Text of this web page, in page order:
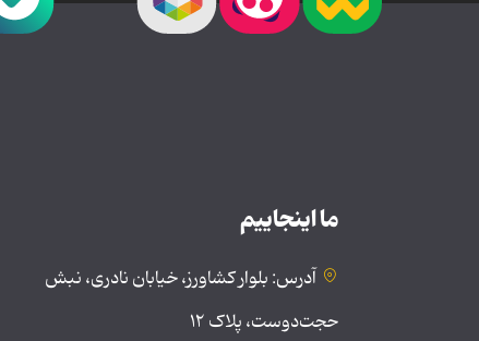
ما اینجاییم
آدرس: بلوار کشاورز، خیابان نادری، نبش
حجت‌دوست، پلاک ۱۲